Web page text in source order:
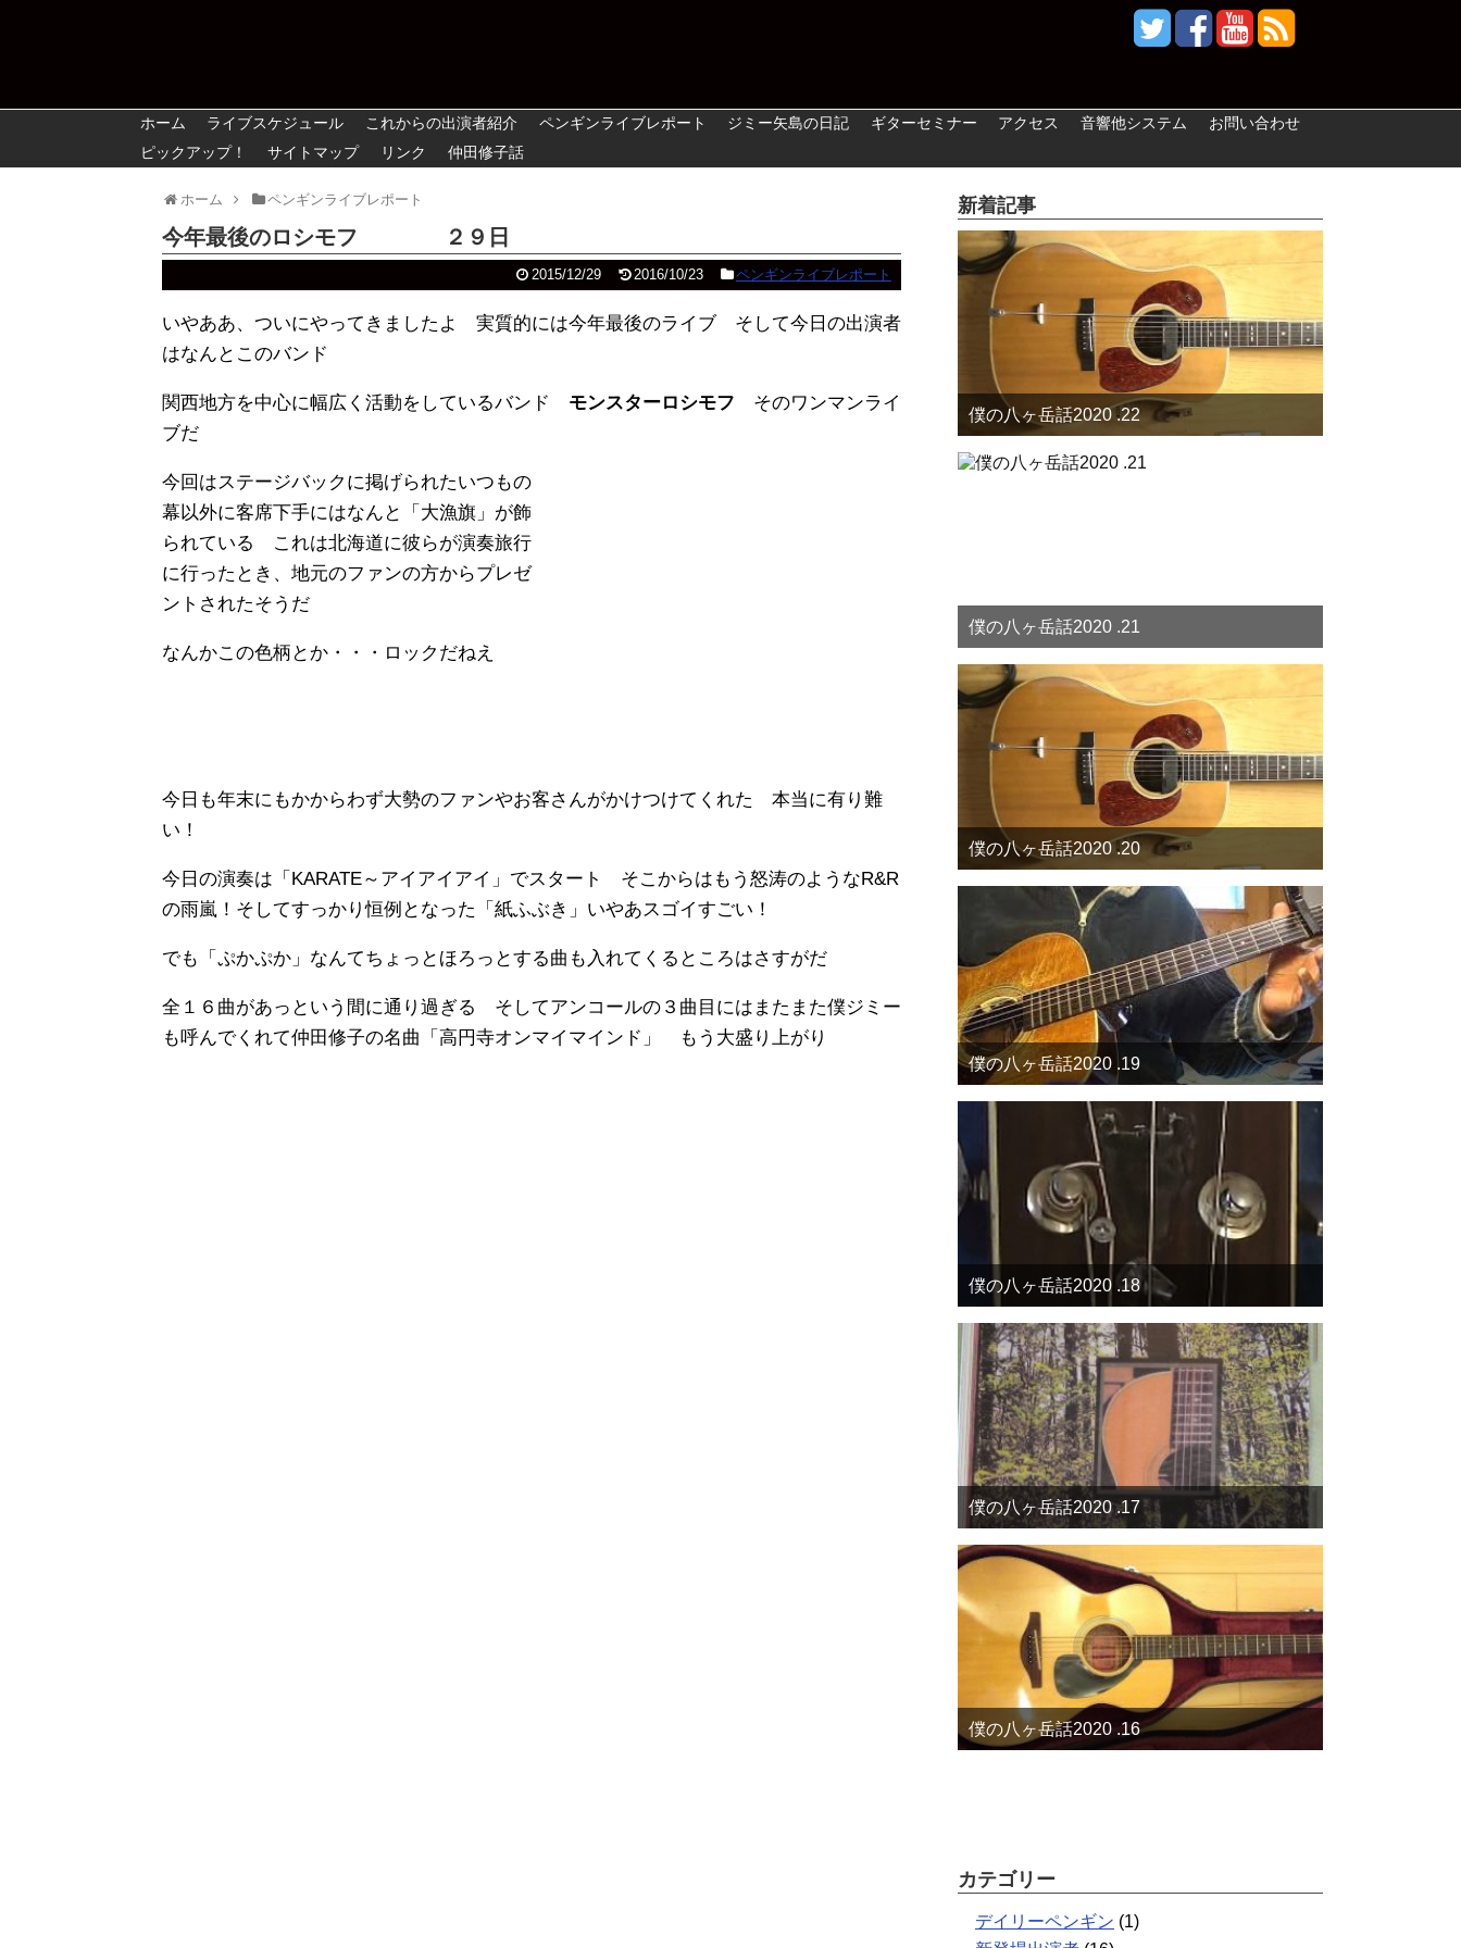
ホーム ライブスケジュール これからの出演者紹介 ペンギンライブレポート ジミー矢島の日記 ギターセミナー アクセス 音響他システム
お問い合わせ
ピックアップ！
サイトマップ リンク 仲田修子話
ホーム ペンギンライブレポート
今年最後のロシモフ ２９日
2015/12/29 2016/10/23 ペンギンライブレポート
いやああ、ついにやってきましたよ 実質的には今年最後のライブ そして今日の出演者
はなんとこのバンド
関西地方を中心に幅広く活動をしているバンド モンスターロシモフ そのワンマンライ
ブだ
今回はステージバックに掲げられたいつもの
幕以外に客席下手にはなんと「大漁旗」が飾
られている これは北海道に彼らが演奏旅行
に行ったとき、地元のファンの方からプレゼ
ントされたそうだ
なんかこの色柄とか・・・ロックだねえ
今日も年末にもかからわず大勢のファンやお客さんがかけつけてくれた 本当に有り難
い！
今日の演奏は「KARATE～アイアイアイ」でスタート そこからはもう怒涛のようなR&R
の雨嵐！そしてすっかり恒例となった「紙ふぶき」いやあスゴイすごい！
でも「ぷかぷか」なんてちょっとほろっとする曲も入れてくるところはさすがだ
全１６曲があっという間に通り過ぎる そしてアンコールの３曲目にはまたまた僕ジミー
も呼んでくれて仲田修子の名曲「高円寺オンマイマインド」 もう大盛り上がり
新着記事
僕の八ヶ岳話2020 .22
僕の八ヶ岳話2020 .21
僕の八ヶ岳話2020 .20
僕の八ヶ岳話2020 .19
僕の八ヶ岳話2020 .18
僕の八ヶ岳話2020 .17
僕の八ヶ岳話2020 .16
カテゴリー
デイリーペンギン (1)